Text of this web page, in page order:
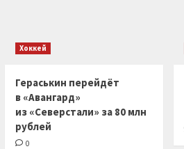
Хоккей
Гераськин перейдёт
в «Авангард»
из «Северстали» за 80 млн
рублей
0